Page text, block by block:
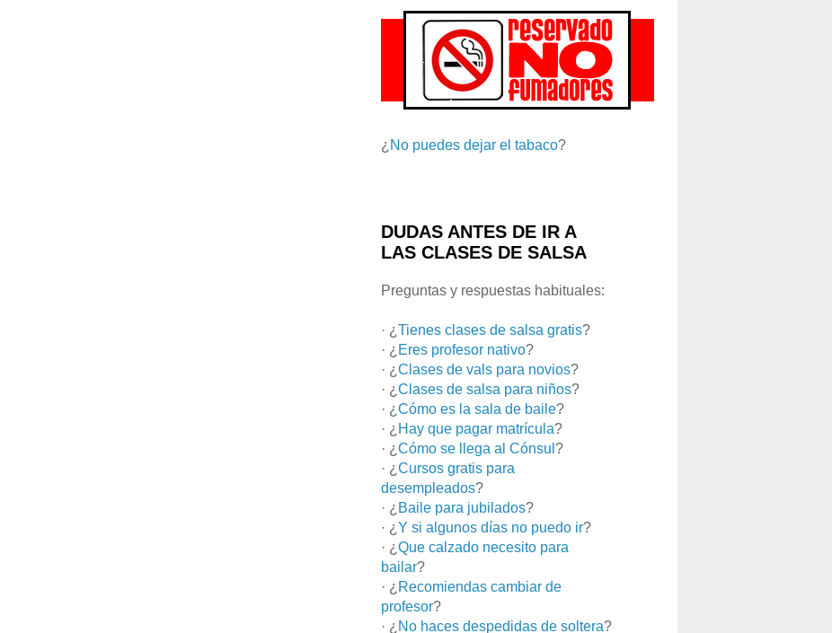
¿ No puedes dejar el tabaco?
DUDAS ANTES DE IR A
LAS CLASES DE SALSA
Preguntas y respuestas habituales:
· ¿ Tienes clases de salsa gratis?
· ¿ Eres profesor nativo?
· ¿ Clases de vals para novios?
· ¿ Clases de salsa para niños?
· ¿ Cómo es la sala de baile?
· ¿ Hay que pagar matrícula?
· ¿ Cómo se llega al Cónsul ?
· ¿ Cursos gratis para
desempleados?
· ¿ Baile para jubilados?
· ¿ Y si algunos días no puedo ir?
· ¿ Que calzado necesito para
bailar?
· ¿ Recomiendas cambiar de
profesor?
· ¿ No haces despedidas de soltera?